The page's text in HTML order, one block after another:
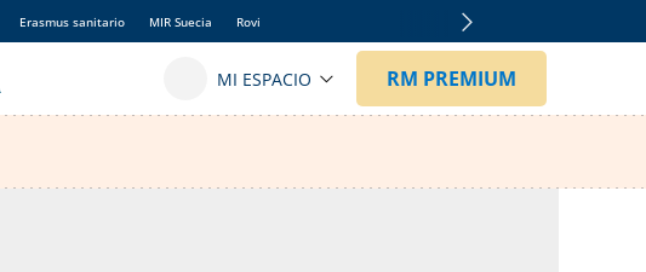
Erasmus sanitario MIR Suecia Rovi